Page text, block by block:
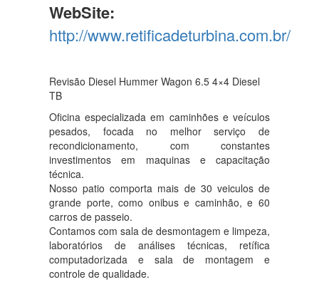
WebSite:
http://www.retificadeturbina.com.br/
Revisão Diesel Hummer Wagon 6.5 4×4 Diesel
TB
Oficina especializada em caminhões e veículos
pesados, focada no melhor serviço de
recondicionamento, com constantes
investimentos em maquinas e capacitação
técnica.
Nosso patio comporta mais de 30 veiculos de
grande porte, como onibus e caminhão, e 60
carros de passeio.
Contamos com sala de desmontagem e limpeza,
laboratórios de análises técnicas, retífica
computadorizada e sala de montagem e
controle de qualidade.